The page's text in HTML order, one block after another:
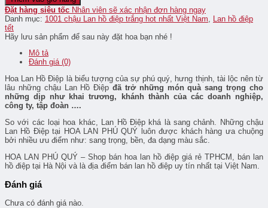
Đặt hàng siêu tốc Nhân viên sẽ xác nhận đơn hàng ngay
Danh mục: 1001 chậu Lan hồ điệp trắng hot nhất Việt Nam
Lan hồ điệp
tết
Hãy lưu sản phẩm để sau này đặt hoa bạn nhé !
Mô tả
Đánh giá (0)
Hoa Lan Hồ Điệp là biểu tượng của sự phú quý, hưng thịnh, tài lộc nên từ
lâu những chậu Lan Hồ Điệp đã trở những món quà sang trọng cho
những dịp như khai trương, khánh thành của các doanh nghiệp,
công ty, tập đoàn ….
So với các loại hoa khác, Lan Hồ Điệp khá là sang chảnh. Những chậu
Lan Hồ Điệp tại HOA LAN PHÚ QUÝ luôn được khách hàng ưa chuộng
bởi nhiều ưu điểm như: sang trọng, bền, đa dạng màu sắc.
HOA LAN PHÚ QUÝ – Shop bán hoa lan hồ điệp giá rẻ TPHCM, bán lan
hồ điệp tại Hà Nội và là địa điểm bán lan hồ điệp uy tín nhất tại Việt Nam.
Đánh giá
Chưa có đánh giá nào.